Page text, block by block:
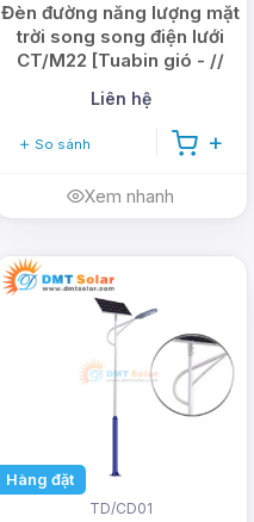
Đèn đường năng lượng mặt
trời song song điện lưới
CT/M22 [Tuabin gió - //
Liên hệ
So sánh
Xem nhanh
Hàng đặt
TD/CD01